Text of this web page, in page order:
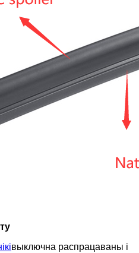
выключна распрацаваны і